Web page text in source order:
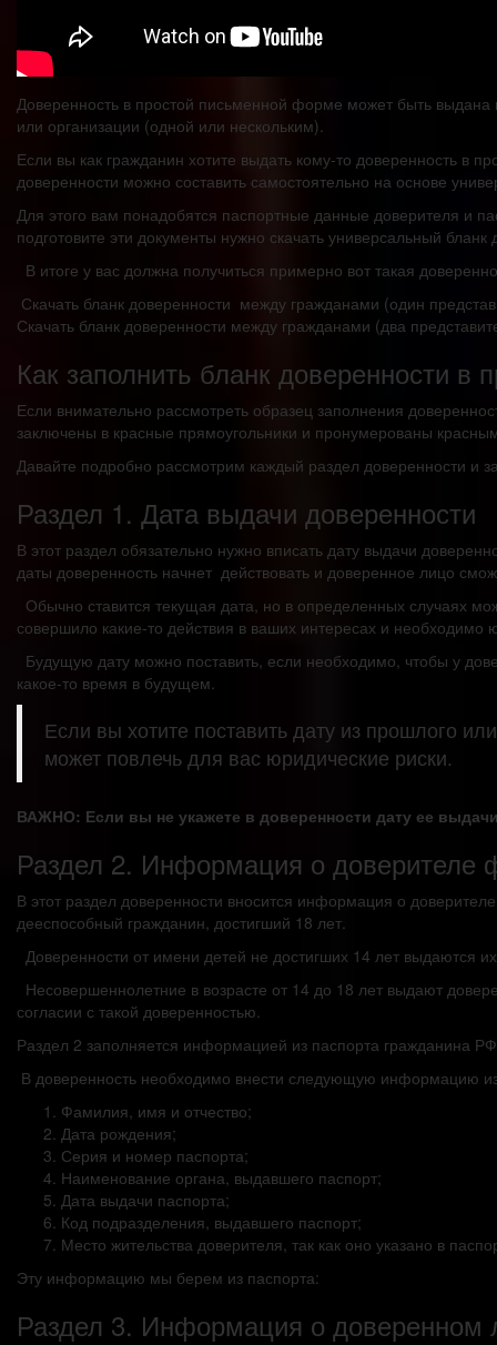
Доверенность в простой письменной форме может быть
или организации (одной или нескольким).
Если вы как гражданин хотите выдать кому-то доверенность в
доверенности можно составить самостоятельно на основе
Для этого вам понадобятся паспортные данные доверителя и
подготовите эти документы нужно скачать универсальный
В итоге у вас должна получиться примерно вот такая
Скачать бланк доверенности между гражданами (один
Скачать бланк доверенности между гражданами (два
Как заполнить бланк доверенности
Если внимательно рассмотреть образец заполнения
заключены в красные прямоугольники и пронумерованы
Давайте подробно рассмотрим каждый раздел доверенности и
Раздел 1. Дата выдачи доверенности
В этот раздел обязательно нужно вписать дату выдачи
даты доверенность начнет действовать и доверенное лицо
Обычно ставится текущая дата, но в определенных случаях
совершило какие-то действия в ваших интересах и
Будущую дату можно поставить, если необходимо, чтобы у
какое-то время в будущем.
Если вы хотите поставить дату из прошлого
может повлечь для вас юридические риски.
ВАЖНО: Если вы не укажете в доверенности дату ее
Раздел 2. Информация о доверителе
В этот раздел доверенности вносится информация о
дееспособный гражданин, достигший 18 лет.
Доверенности от имени детей не достигших 14 лет выдаются
Несовершеннолетние в возрасте от 14 до 18 лет выдают
согласии с такой доверенностью.
Раздел 2 заполняется информацией из паспорта гражданина
В доверенность необходимо внести следующую информацию
Фамилия, имя и отчество;
Дата рождения;
Серия и номер паспорта;
Наименование органа, выдавшего паспорт;
Дата выдачи паспорта;
Код подразделения, выдавшего паспорт;
Место жительства доверителя, так как оно указано в
Эту информацию мы берем из паспорта:
Раздел 3. Информация о доверенном